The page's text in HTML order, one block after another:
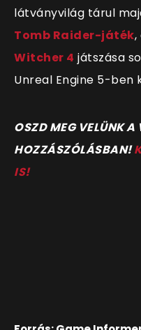
látványvilág tárul
Tomb Raider-játék,
Witcher 4 játszása
Unreal Engine 5-ben
OSZD MEG VELÜNK A
HOZZÁSZÓLÁSBAN!
IS!